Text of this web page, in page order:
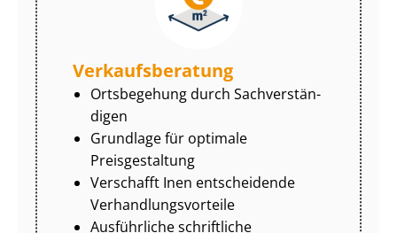
Ver­kaufs­be­ra­tung
Ortsbegehung durch Sach­ver­stän­
di­gen
Grundlage für optimale
Preisgestaltung
Verschafft Inen entscheidende
Ver­hand­lungs­vor­tei­le
Ausführliche schriftliche